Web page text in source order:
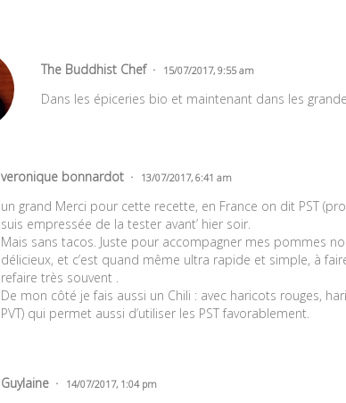
The Buddhist Chef 15/07/2017, 9:55 am
Dans les épiceries bio et maintenant dans les
veronique bonnardot 13/07/2017, 6:41 am
un grand Merci pour cette recette, en France on dit PST
suis empressée de la tester avant’ hier soir.
Mais sans tacos. Juste pour accompagner mes pommes
délicieux, et c’est quand même ultra rapide et simple, à
refaire très souvent .
De mon côté je fais aussi un Chili : avec haricots rouges,
PVT) qui permet aussi d’utiliser les PST favorablement.
Guylaine 14/07/2017, 1:04 pm